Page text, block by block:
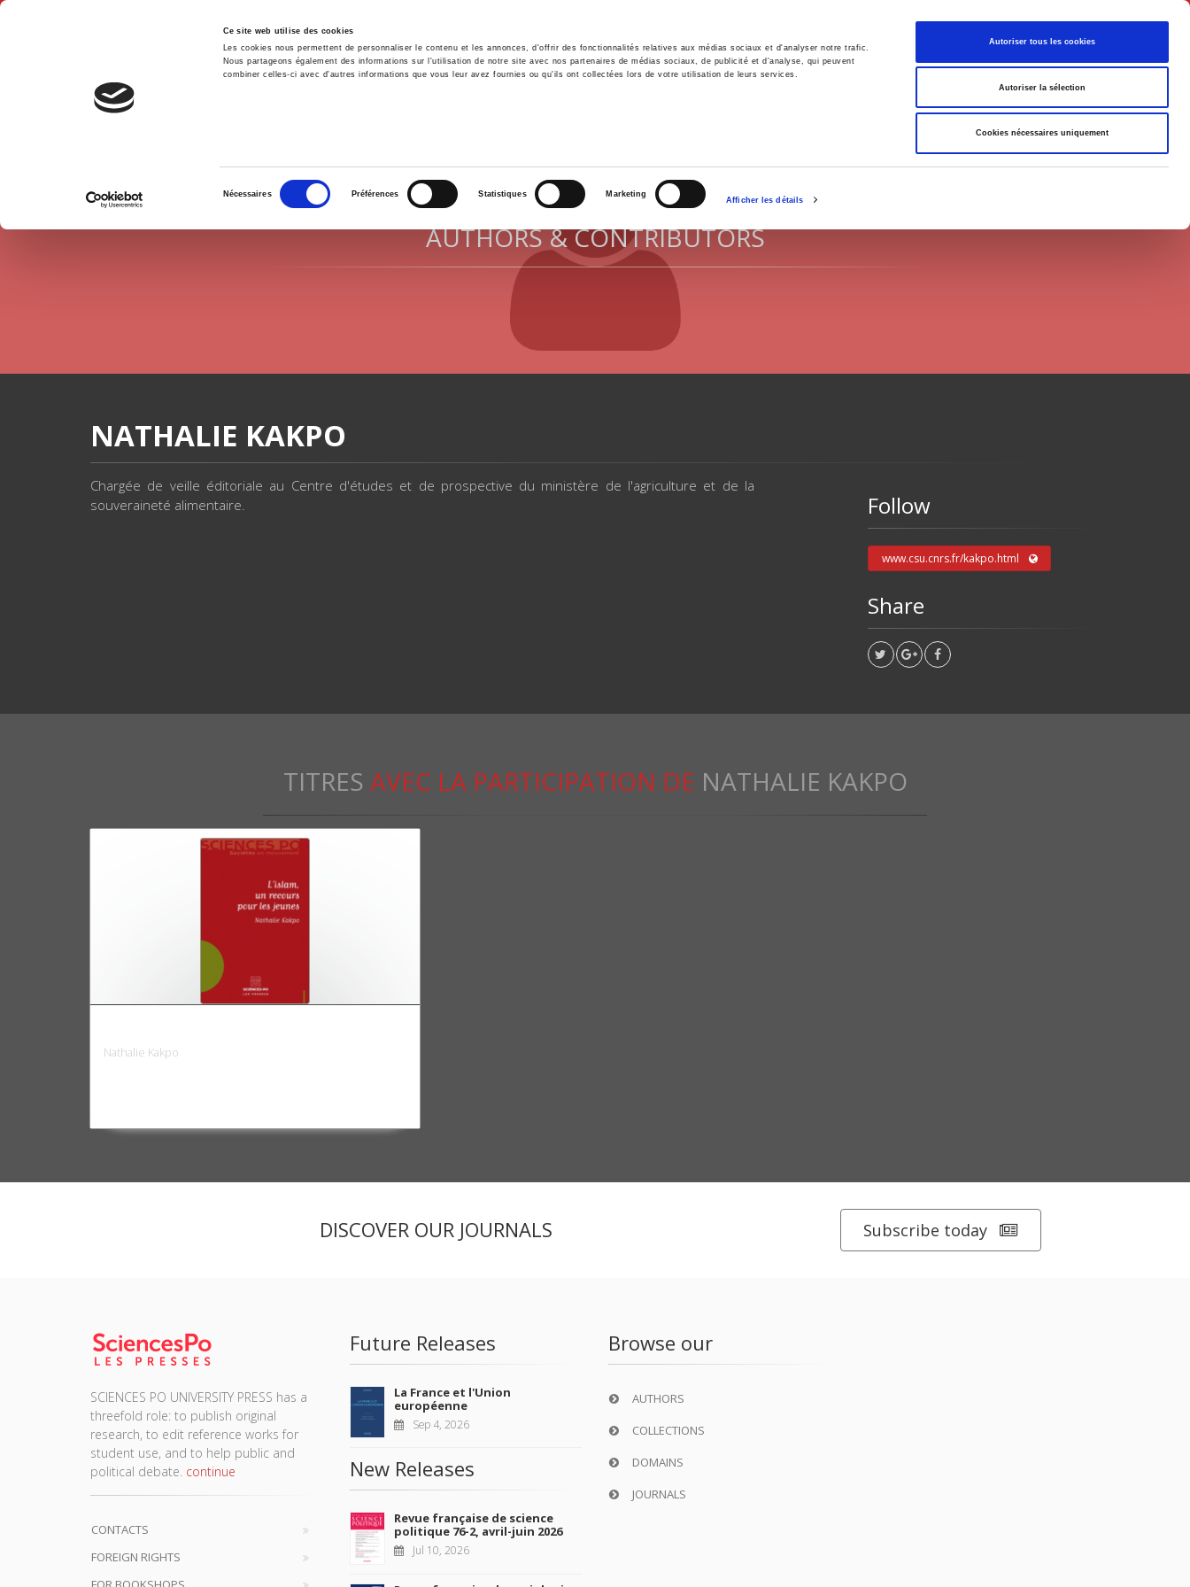
Ce site web utilise des cookies
Les cookies nous permettent de personnaliser le contenu et les annonces, d'offrir des fonctionnalités relatives aux médias sociaux et d'analyser notre trafic.
Nous partageons également des informations sur l'utilisation de notre site avec nos partenaires de médias sociaux, de publicité et d'analyse, qui peuvent
combiner celles-ci avec d'autres informations que vous leur avez fournies ou qu'ils ont collectées lors de votre utilisation de leurs services.
consentement
Nécessaires Préférences Statistiques Marketing
Afficher les détails
Autoriser tous les cookies
Autoriser la sélection
Cookies nécessaires uniquement
English
Home Environment History International Politics
AUTHORS & CONTRIBUTORS
NATHALIE KAKPO
Chargée de veille éditoriale au Centre d'études et de prospective du ministère de l'agriculture et de la
souveraineté alimentaire.
Follow
www.csu.cnrs.fr/kakpo.html
Share
TITRES AVEC LA PARTICIPATION DE NATHALIE KAKPO
Nathalie Kakpo
DISCOVER OUR JOURNALS Subscribe today
SCIENCES PO UNIVERSITY PRESS has a
threefold role: to publish original
research, to edit reference works for
student use, and to help public and
political debate. continue
CONTACTS
FOREIGN RIGHTS
Future Releases
La France et l'Union
européenne
Sep 4, 2026
New Releases
Revue française de science
politique 76-2, avril-juin 2026
Jul 10, 2026
Browse our
AUTHORS
COLLECTIONS
DOMAINS
JOURNALS